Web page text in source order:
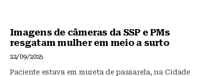
Imagens de câmeras da SSP e PMs
resgatam mulher em meio a surto
22/09/2025
Paciente estava em mureta de passarela, na Cidade